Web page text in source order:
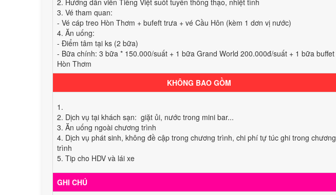
3. Vé tham quan:
- Vé cáp treo Hòn Thơm + bufeft trưa + vé Cầu Hôn (kèm 1 dơn vị nước)
4. Ăn uống:
- Điểm tâm tại ks (2 bữa)
- Bữa chính: 3 bữa * 150.000/suất + 1 bữa Grand World 200.000đ/suất + 1 bữa buffet
Hòn Thơm
KHÔNG BAO GỒM
1.
2. Dịch vụ tại khách sạn: giặt ủi, nước trong mini bar...
3. Ăn uống ngoài chương trình
4. Dịch vụ phát sinh, không đề cập trong chương trình, chi phí tự túc ghi trong chương
trình
5. Tip cho HDV và lái xe
GHI CHÚ